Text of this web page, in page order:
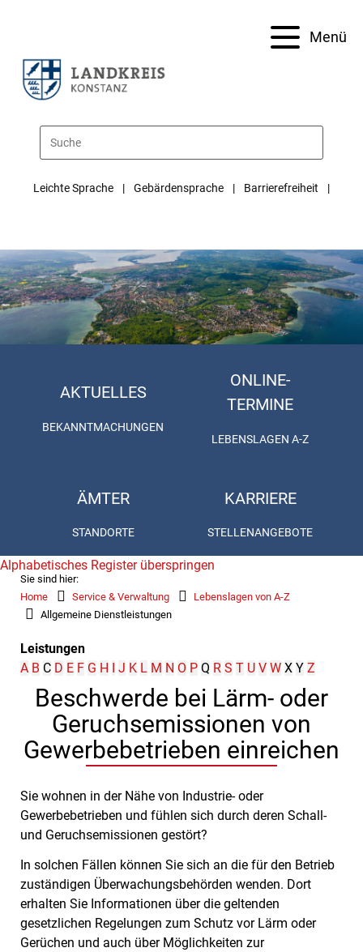
Menü
Leichte Sprache Gebärdensprache Barrierefreiheit
AKTUELLES
BEKANNTMACHUNGEN
ONLINE-
TERMINE
LEBENSLAGEN A-Z
ÄMTER
STANDORTE
KARRIERE
STELLENANGEBOTE
Sie sind hier:
Home
Service & Verwaltung
Lebenslagen von A-Z
Allgemeine Dienstleistungen
Leistungen
Alphabetisches Register überspringen
A B C D E F G H I J K L M N O P Q R S T U V W X Y Z
Beschwerde bei Lärm- oder
Geruchsemissionen von
Gewerbebetrieben einreichen
Sie wohnen in der Nähe von Industrie- oder
Gewerbebetrieben und fühlen sich durch deren Schall-
und Geruchsemissionen gestört?
In solchen Fällen können Sie sich an die für den Betrieb
zuständigen Überwachungsbehörden wenden. Dort
erhalten Sie Informationen über die geltenden
gesetzlichen Regelungen zum Schutz vor Lärm oder
Gerüchen und auch über Möglichkeiten zur